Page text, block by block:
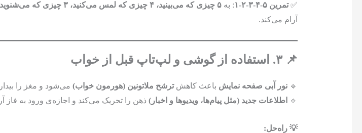
✅تمرین ۵-۴-۳-۲-۱ : به ۵ چیزی که می‌بینید، ۴ چیزی که لمس می‌کنید، ۳ چیزی که می‌شنوید، ۲ چیزی که بو می‌کنید و ۱ چیزی که مزه می‌کنید
آرام می‌کند.
📌 ۳. استفاده از گوشی و لپ‌تاپ قبل از خواب
🔹 نور آبی صفحه نمایش باعث کاهشترشح ملاتونین (هورمون خواب)می‌شود و مغز را
🔹
اطلاعات جدید (مثل پیام‌ها، ویدیوها و اخبار)ذهن را تحریک می‌کند و اجازه‌ی ورود به فاز
💡 راه‌حل: